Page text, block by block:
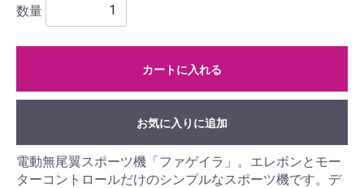
数量
カートに入れる
お気に入りに追加
電動無尾翼スポーツ機「ファゲイラ」。エレボンとモー
ターコントロールだけのシンプルなスポーツ機です。デ